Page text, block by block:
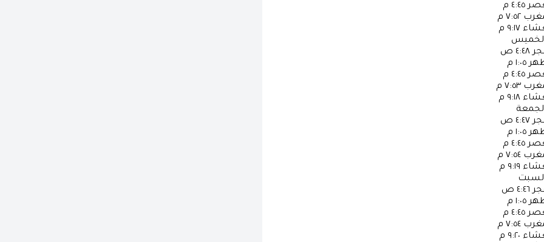
٤:٤٥ م
٧:٥٢ م
٩:١٧ م
٤:٤٨ ص
١:٠٥ م
٤:٤٥ م
٧:٥٣ م
٩:١٨ م
٤:٤٧ ص
١:٠٥ م
٤:٤٥ م
٧:٥٤ م
٩:١٩ م
٤:٤٦ ص
١:٠٥ م
٤:٤٥ م
٧:٥٤ م
٩:٢٠ م